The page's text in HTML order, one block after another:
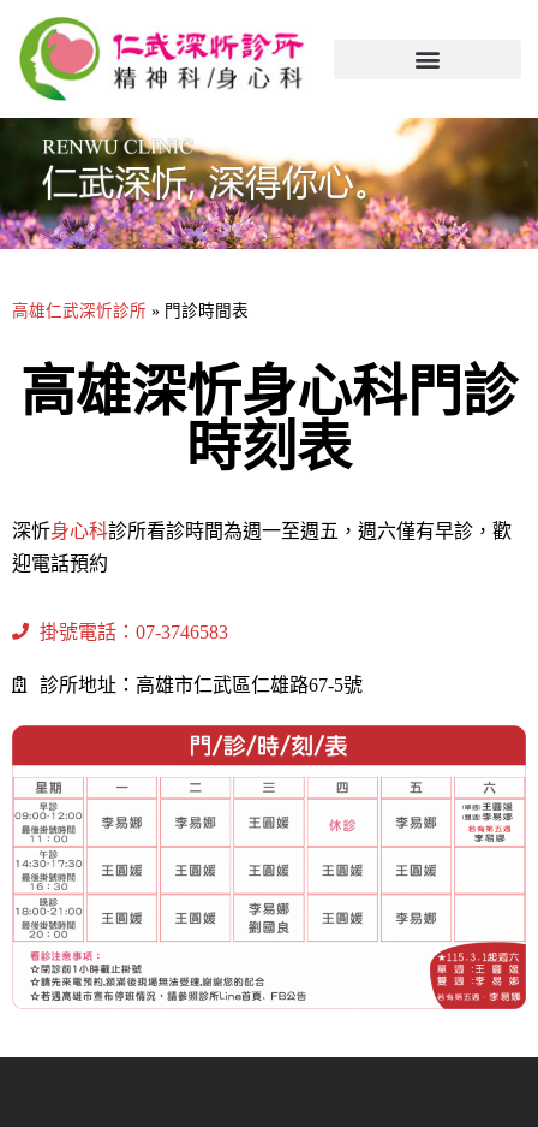
高雄仁武深忻診所 » 門診時間表
高雄深忻身心科門診
時刻表
深忻身心科診所看診時間為週一至週五，週六僅有早診，歡
迎電話預約
掛號電話：07-3746583
診所地址：高雄市仁武區仁雄路67-5號